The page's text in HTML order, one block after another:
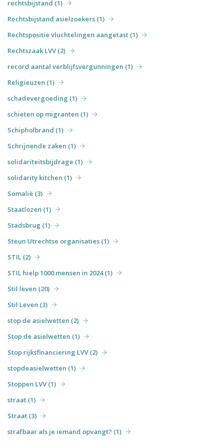
rechtsbijstand (1)
Rechtsbijstand asielzoekers (1)
Rechtspositie vluchtelingen aangetast (1)
Rechtszaak LVV (2)
record aantal verblijfsvergunningen (1)
Religieuzen (1)
schadevergoeding (1)
schieten op migranten (1)
Schipholbrand (1)
Schrijnende zaken (1)
solidariteitsbijdrage (1)
solidarity kitchen (1)
Somalië (3)
Staatlozen (1)
Stadsbrug (1)
Steun Utrechtse organisaties (1)
STIL (2)
STIL hielp 1000 mensen in 2024 (1)
Stil leven (20)
Stil Leven (3)
stop de asielwetten (2)
Stop de asielwetten (1)
Stop rijksfinanciering LVV (2)
stopdeasielwetten (1)
Stoppen LVV (1)
straat (1)
Straat (3)
strafbaar als je iemand opvangt? (1)